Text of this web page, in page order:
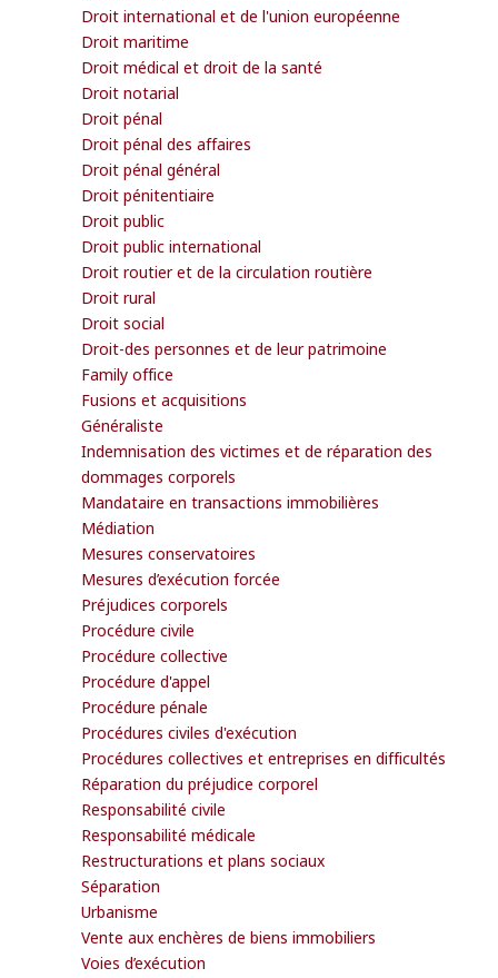
Droit international et de l'union européenne
Droit maritime
Droit médical et droit de la santé
Droit notarial
Droit pénal
Droit pénal des affaires
Droit pénal général
Droit pénitentiaire
Droit public
Droit public international
Droit routier et de la circulation routière
Droit rural
Droit social
Droit-des personnes et de leur patrimoine
Family office
Fusions et acquisitions
Généraliste
Indemnisation des victimes et de réparation des
dommages corporels
Mandataire en transactions immobilières
Médiation
Mesures conservatoires
Mesures d’exécution forcée
Préjudices corporels
Procédure civile
Procédure collective
Procédure d'appel
Procédure pénale
Procédures civiles d'exécution
Procédures collectives et entreprises en difficultés
Réparation du préjudice corporel
Responsabilité civile
Responsabilité médicale
Restructurations et plans sociaux
Séparation
Urbanisme
Vente aux enchères de biens immobiliers
Voies d’exécution